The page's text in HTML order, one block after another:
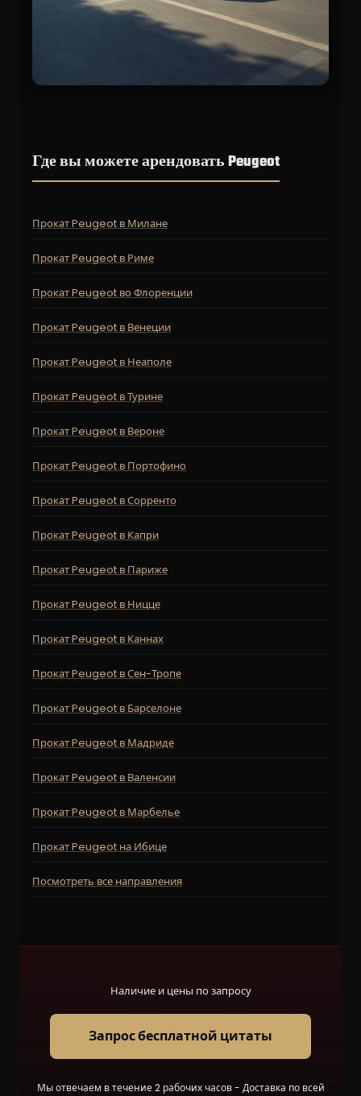
Где вы можете арендовать Peugeot
Прокат Peugeot в Милане
Прокат Peugeot в Риме
Прокат Peugeot во Флоренции
Прокат Peugeot в Венеции
Прокат Peugeot в Неаполе
Прокат Peugeot в Турине
Прокат Peugeot в Вероне
Прокат Peugeot в Портофино
Прокат Peugeot в Сорренто
Прокат Peugeot в Капри
Прокат Peugeot в Париже
Прокат Peugeot в Ницце
Прокат Peugeot в Каннах
Прокат Peugeot в Сен-Тропе
Прокат Peugeot в Барселоне
Прокат Peugeot в Мадриде
Прокат Peugeot в Валенсии
Прокат Peugeot в Марбелье
Прокат Peugeot на Ибице
Посмотреть все направления
Наличие и цены по запросу
Запрос бесплатной цитаты
Мы отвечаем в течение 2 рабочих часов - Доставка по всей